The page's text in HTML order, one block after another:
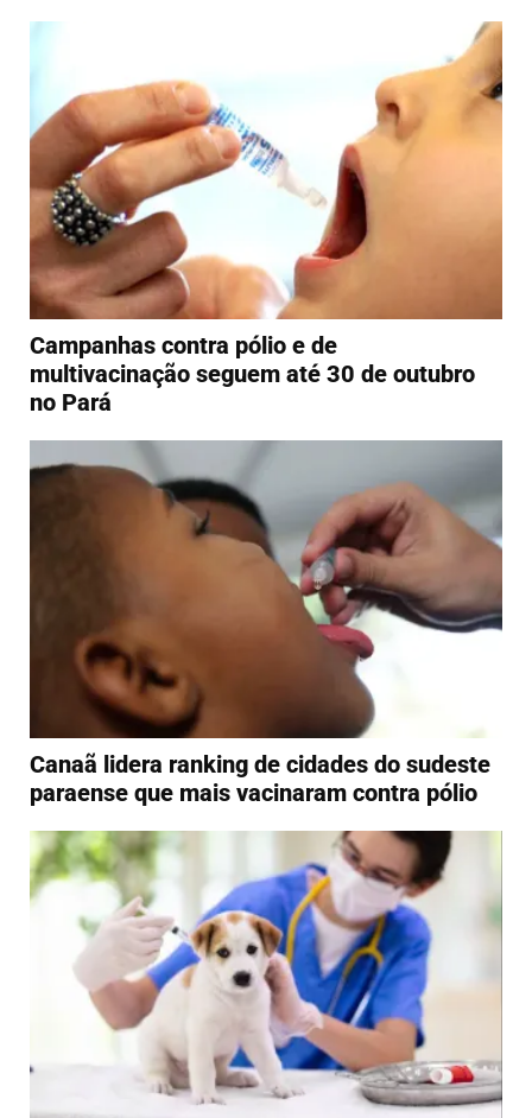
Campanhas contra pólio e de
multivacinação seguem até 30 de outubro
no Pará
Canaã lidera ranking de cidades do sudeste
paraense que mais vacinaram contra pólio